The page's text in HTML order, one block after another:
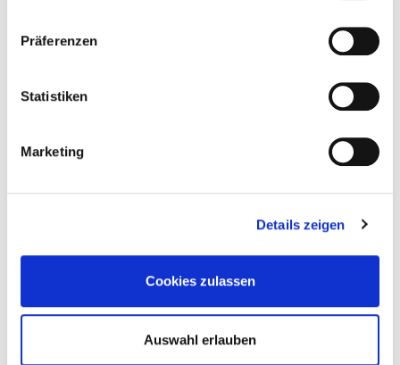
Präferenzen
Statistiken
Marketing
Details zeigen
Cookies zulassen
Auswahl erlauben
Hauch von Mineralität. Dieser Wein ist ein perfekter
Begleiter zu Desserts, Käse oder einfach als Aperitif. Er
die nach einem außergewöhnlichen und seltenen Wein
suchen. Mit seiner langen Geschichte und seinem
Bassermann-Jordan - Forster Ungeheuer Riesling
Auslese 1953 ein wahrhaftiger Schatz, den man
Alkoholgehalt: n.a.%
Ja
Farbe: weiß